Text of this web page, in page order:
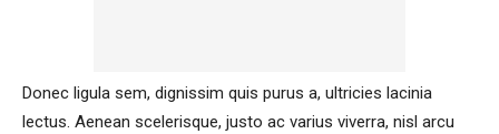
Donec ligula sem, dignissim quis purus a, ultricies lacinia
lectus. Aenean scelerisque, justo ac varius viverra, nisl arcu